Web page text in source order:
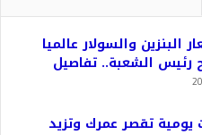
البنزين والسولار عالميا
الشعبة.. تفاصيل
يومية تقصر عمرك وتزيد